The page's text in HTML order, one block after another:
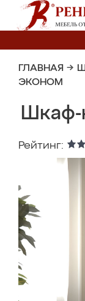
ГЛАВНАЯ →
ЭКОНОМ
Шкаф-
Рейтинг: